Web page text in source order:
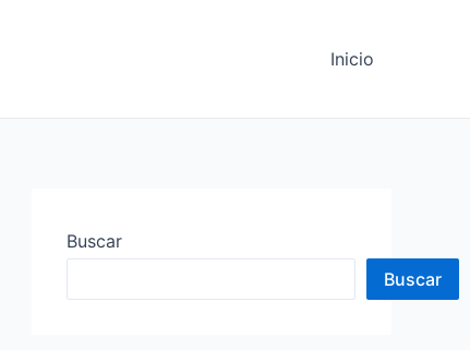
Inicio
Buscar
Buscar